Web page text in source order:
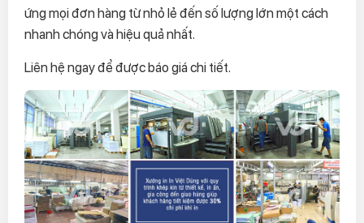
ứng mọi đơn hàng từ nhỏ lẻ đến số lượng lớn một cách
nhanh chóng và hiệu quả nhất.
Liên hệ ngay để được báo giá chi tiết.